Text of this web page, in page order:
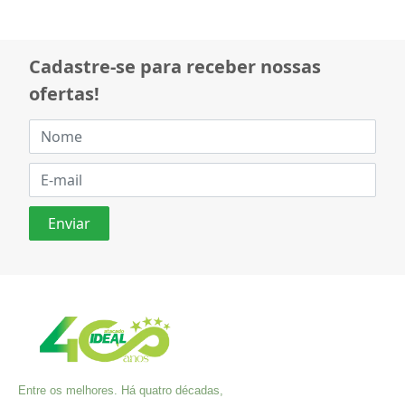
Cadastre-se para receber nossas
ofertas!
Entre os melhores. Há quatro décadas,